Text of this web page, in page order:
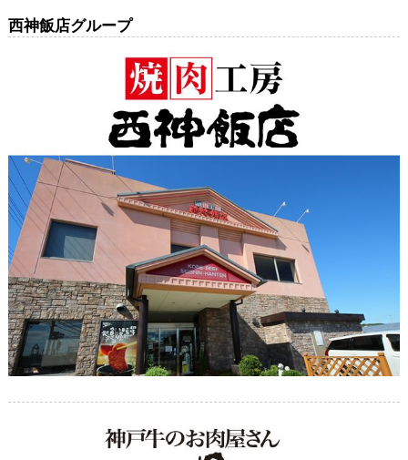
西神飯店グループ